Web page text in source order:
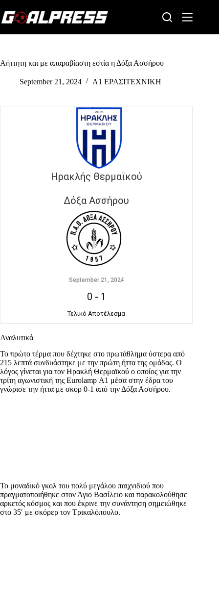
to
content
Αήττητη και με απαραβίαστη εστία η Δόξα Ασσήρου
September 21, 2024 Α1 ΕΡΑΣΙΤΕΧΝΙΚΗ
Ηρακλής Θερμαϊκού
Δόξα Ασσήρου
September 21, 2024
0 - 1
Τελικό Αποτέλεσμα
Αναλυτικά
Το πρώτο τέρμα που δέχτηκε στο πρωτάθλημα ύστερα από
215 λεπτά συνδυάστηκε με την πρώτη ήττα της ομάδας. Ο
λόγος γίνεται για τον Ηρακλή Θερμαϊκού ο οποίος για την
τρίτη αγωνιστική της Eurolamp Α1 μέσα στην έδρα του
γνώρισε την ήττα με σκορ 0-1 από την Δόξα Ασσήρου.
Το μοναδικό γκολ του πολύ μεγάλου παιχνιδιού που
πραγματοποιήθηκε στον Άγιο Βασίλειο και παρακολούθησε
αρκετός κόσμος και που έκρινε την συνάντηση σημειώθηκε
στο 35′ με σκόρερ τον Τρικαλόπουλο.